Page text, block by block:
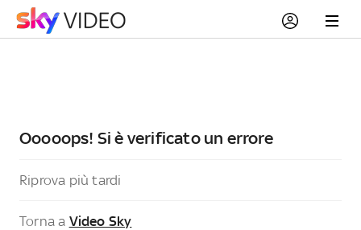
Ooooops! Si è verificato un errore
Riprova più tardi
Torna a Video Sky